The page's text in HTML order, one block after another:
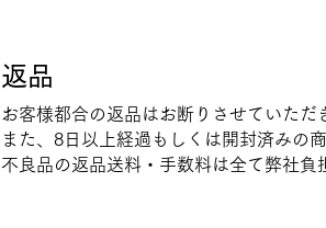
​返品
お客様都合の返品はお断りさせていただ
また、8日以上経過もしくは開封済みの
不良品の返品送料・手数料は全て弊社負